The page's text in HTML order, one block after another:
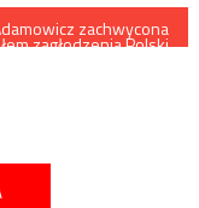
zachwycona
zagłodzenia Polski